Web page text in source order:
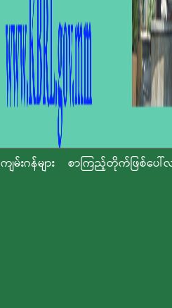
မ်းဂန်များ
စာကြည့်တိုက်ဖြစ်ပေါ်